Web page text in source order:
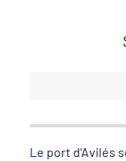
Le port d'Avilés